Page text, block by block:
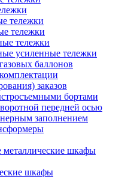
тележки
тележки
тележки
усиленные тележки
баллонов
заказов
бортами
передней осью
заполнением
металлические шкафы
шкафы